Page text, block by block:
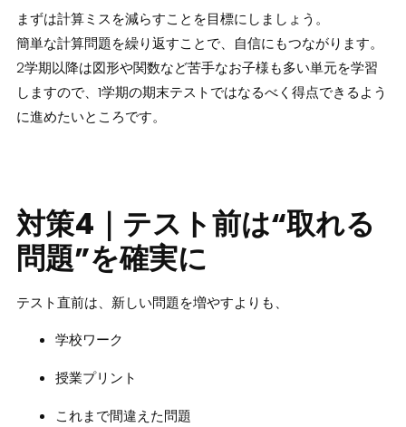
まずは計算ミスを減らすことを目標にしましょう。
簡単な計算問題を繰り返すことで、自信にもつながります。
2学期以降は図形や関数など苦手なお子様も多い単元を学習
しますので、1学期の期末テストではなるべく得点できるよう
に進めたいところです。
対策4｜テスト前は“取れる
問題”を確実に
テスト直前は、新しい問題を増やすよりも、
学校ワーク
授業プリント
これまで間違えた問題